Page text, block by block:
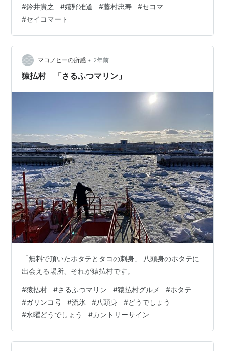
#鈴井貴之 #嬉野雅道 #藤村忠寿 #セコマ
#セイコマート
マコノヒーの所感 • 2年前
猿払村 「さるふつマリン」
「無料で頂いたホタテとタコの刺身」 八頭身のホタテに
出会える場所、それが猿払村です。
#猿払村 #さるふつマリン #猿払村グルメ #ホタテ
#ガリンコ号 #流氷 #八頭身 #どうでしょう
#水曜どうでしょう #カントリーサイン